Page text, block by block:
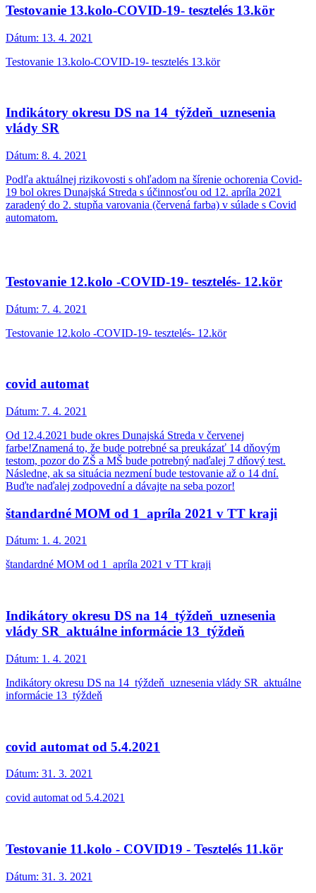
Testovanie 13.kolo-COVID-19- tesztelés 13.kör
Dátum: 13. 4. 2021
Testovanie 13.kolo-COVID-19- tesztelés 13.kör
Indikátory okresu DS na 14_týždeň_uznesenia
vlády SR
Dátum: 8. 4. 2021
Podľa aktuálnej rizikovosti s ohľadom na šírenie ochorenia Covid-
19 bol okres Dunajská Streda s účinnosťou od 12. apríla 2021
zaradený do 2. stupňa varovania (červená farba) v súlade s Covid
automatom.
Testovanie 12.kolo -COVID-19- tesztelés- 12.kör
Dátum: 7. 4. 2021
Testovanie 12.kolo -COVID-19- tesztelés- 12.kör
covid automat
Dátum: 7. 4. 2021
Od 12.4.2021 bude okres Dunajská Streda v červenej
farbe!Znamená to, že bude potrebné sa preukázať 14 dňovým
testom, pozor do ZŠ a MŠ bude potrebný naďalej 7 dňový test.
Následne, ak sa situácia nezmení bude testovanie až o 14 dní.
Buďte naďalej zodpovední a dávajte na seba pozor!
štandardné MOM od 1_apríla 2021 v TT kraji
Dátum: 1. 4. 2021
štandardné MOM od 1_apríla 2021 v TT kraji
Indikátory okresu DS na 14_týždeň_uznesenia
vlády SR_aktuálne informácie 13_týždeň
Dátum: 1. 4. 2021
Indikátory okresu DS na 14_týždeň_uznesenia vlády SR_aktuálne
informácie 13_týždeň
covid automat od 5.4.2021
Dátum: 31. 3. 2021
covid automat od 5.4.2021
Testovanie 11.kolo - COVID19 - Tesztelés 11.kör
Dátum: 31. 3. 2021